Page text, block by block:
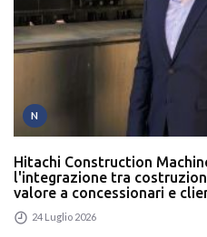
N
Hitachi Construction
l'integrazione tra
valore a concessionari e
24 Luglio 2026